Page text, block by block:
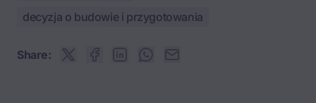
decyzja o budowie i przygotowania
Share: